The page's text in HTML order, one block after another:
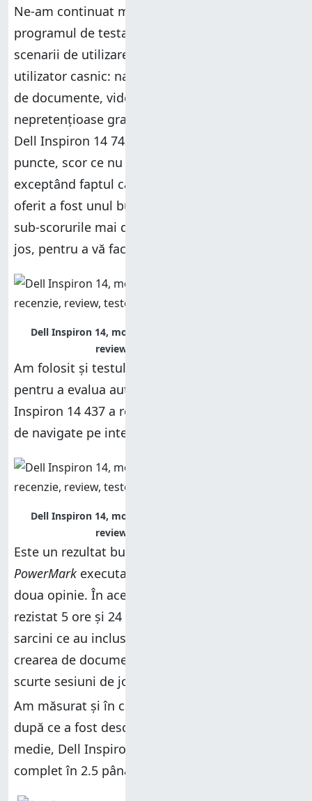
Ne-am continuat măsurătorile folosind
programul de testare
scenarii de utilizare comune pentru un
utilizator casnic: navigarea pe internet, scrierea
de documente, video chat, jocuri
nepretențioase grafic și editarea de fotografii.
Dell Inspiron 14 7437 a avut un scor de 2377 de
puncte, scor ce nu ne spune prea multe
exceptând faptul că nivelul de perfomanță
oferit a fost unul bun. Aruncați o privire și pe
sub-scorurile mai detaliate din captura de mai
jos, pentru a vă face o imagine mai bună.
Dell Inspiron 14, model 7437, performante, recenzie,
review, teste, comparatie
Am folosit și testul pentru baterie
pentru a evalua autonomia oferită. Dell
Inspiron 14 437 a rezistat la 5 ore și un minut
de navigate pe internet folosind acest test.
Dell Inspiron 14, model 7437, performante, recenzie,
review, teste, comparatie
Este un rezultat bun, confirmat și de testul
PowerMarkexecutat de noi pentru a avea o a
doua opinie. În acest test, ultrabook-ul a
rezistat 5 ore și 24 de minute la un mix de
sarcini ce au inclus navigarea pe internet,
crearea de documente, vizionarea de clipuri și
scurte sesiuni de jocuri nepretențioase grafic.
Am măsurat și în cât timp se încarcă bateria
după ce a fost descărcată aproape complet. În
medie, Dell Inspiron 14 7437 s-a încărcat
complet în 2.5 până la 3 ore.